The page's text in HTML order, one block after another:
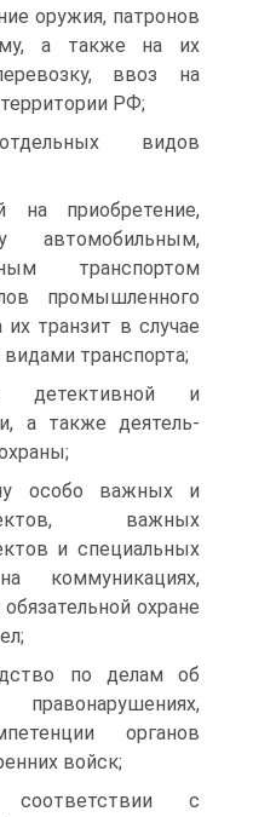
оружия, патронов
а также на их
ввоз на
РФ;
видов
на приобретение,
автомобильным,
транспортом
промышленного
их транзит в случае
транспорта;
детективной и
а также деятель-
особо важных и
важных
и специальных
коммуникациях,
охране
по делам об
органов
войск;
с